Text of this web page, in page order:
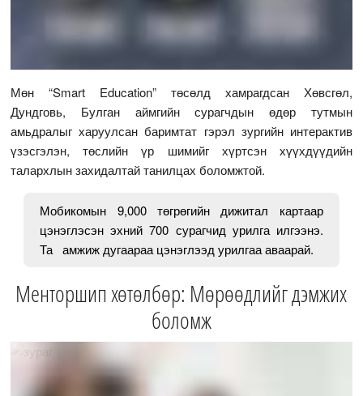
Мөн “Smart Education” төсөлд хамрагдсан Хөвсгөл,
Дундговь, Булган аймгийн сурагчдын өдөр тутмын
амьдралыг харуулсан баримтат гэрэл зургийн интерактив
үзэсгэлэн, төслийн үр шимийг хүртсэн хүүхдүүдийн
талархлын захидалтай танилцах боломжтой.
Мобикомын 9,000 төгрөгийн дижитал картаар
цэнэглэсэн эхний 700 сурагчид урилга илгээнэ.
Та амжиж дугаараа цэнэглээд урилгаа аваарай.
Менторшип хөтөлбөр: Мөрөөдлийг дэмжих
боломж